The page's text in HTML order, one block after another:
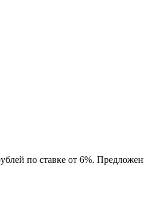
по ставке от 6%.